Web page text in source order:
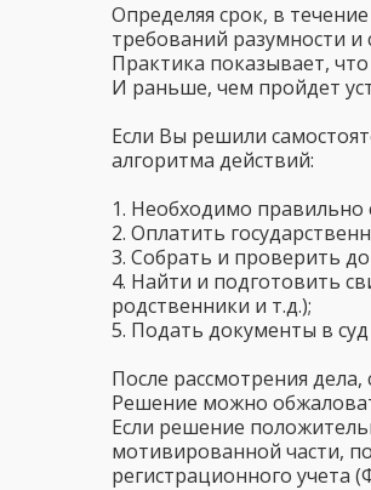
Определяя срок, в
требований разумности и
Практика показывает,
И раньше, чем пройдет
Если Вы решили
алгоритма действий:
1. Необходимо правильно
2. Оплатить
3. Собрать и проверить
4. Найти и подготовить
родственники и т.д.);
5. Подать документы в
После рассмотрения
Решение можно
Если решение
мотивированной части,
регистрационного учета